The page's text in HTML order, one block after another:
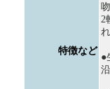
特徴など
2
●